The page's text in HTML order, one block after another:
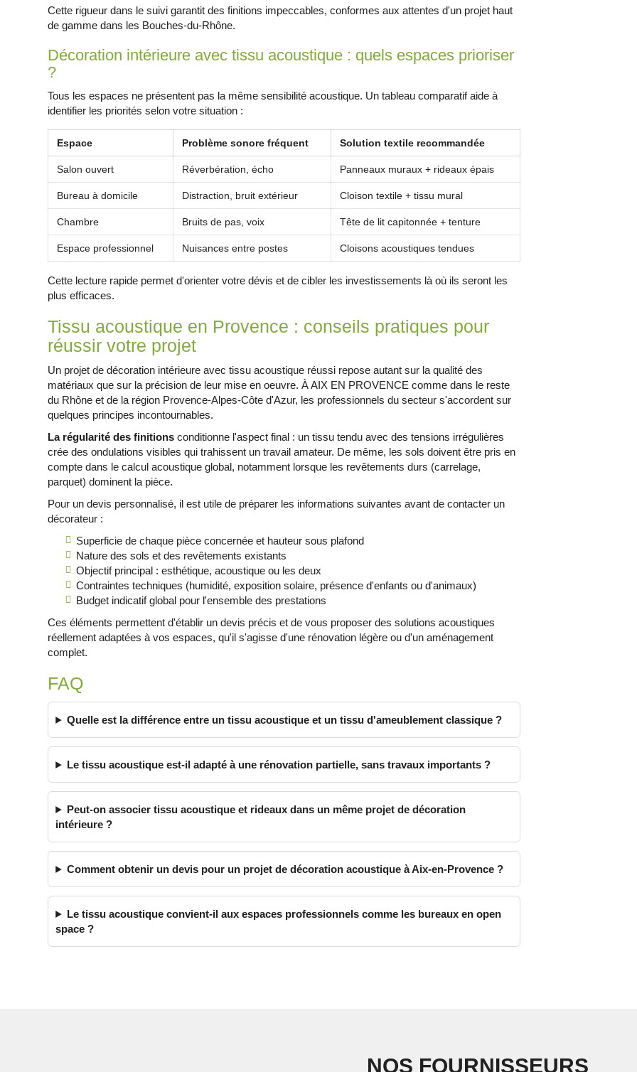
Cette rigueur dans le suivi garantit des finitions impeccables, conformes aux attentes d'un projet haut
de gamme dans les Bouches-du-Rhône.
Décoration intérieure avec tissu acoustique : quels espaces prioriser
?
Tous les espaces ne présentent pas la même sensibilité acoustique. Un tableau comparatif aide à
identifier les priorités selon votre situation :
Espace Problème sonore fréquent Solution textile recommandée
Salon ouvert Réverbération, écho Panneaux muraux + rideaux épais
Bureau à domicile Distraction, bruit extérieur Cloison textile + tissu mural
Chambre Bruits de pas, voix Tête de lit capitonnée + tenture
Espace professionnel Nuisances entre postes Cloisons acoustiques tendues
Cette lecture rapide permet d'orienter votre dévis et de cibler les investissements là où ils seront les
plus efficaces.
Tissu acoustique en Provence : conseils pratiques pour
réussir votre projet
Un projet de décoration intérieure avec tissu acoustique réussi repose autant sur la qualité des
matériaux que sur la précision de leur mise en oeuvre. À AIX EN PROVENCE comme dans le reste
du Rhône et de la région Provence-Alpes-Côte d'Azur, les professionnels du secteur s'accordent sur
quelques principes incontournables.
La régularité des finitions conditionne l'aspect final : un tissu tendu avec des tensions irrégulières
crée des ondulations visibles qui trahissent un travail amateur. De même, les sols doivent être pris en
compte dans le calcul acoustique global, notamment lorsque les revêtements durs (carrelage,
parquet) dominent la pièce.
Pour un devis personnalisé, il est utile de préparer les informations suivantes avant de contacter un
décorateur :
Superficie de chaque pièce concernée et hauteur sous plafond
Nature des sols et des revêtements existants
Objectif principal : esthétique, acoustique ou les deux
Contraintes techniques (humidité, exposition solaire, présence d'enfants ou d'animaux)
Budget indicatif global pour l'ensemble des prestations
Ces éléments permettent d'établir un devis précis et de vous proposer des solutions acoustiques
réellement adaptées à vos espaces, qu'il s'agisse d'une rénovation légère ou d'un aménagement
complet.
FAQ
Quelle est la différence entre un tissu acoustique et un tissu d'ameublement classique ?
Le tissu acoustique est-il adapté à une rénovation partielle, sans travaux importants ?
Peut-on associer tissu acoustique et rideaux dans un même projet de décoration
intérieure ?
Comment obtenir un devis pour un projet de décoration acoustique à Aix-en-Provence ?
Le tissu acoustique convient-il aux espaces professionnels comme les bureaux en open
space ?
NOS FOURNISSEURS